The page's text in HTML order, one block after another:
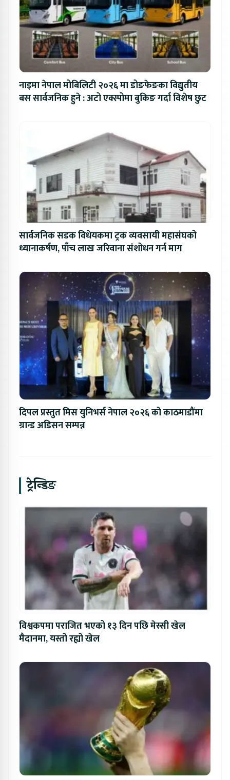
नाइमा नेपाल मोबिलिटी २०२६ मा डोङफेङका विद्युतीय
बस सार्वजनिक हुने : अटो एक्स्पोमा बुकिङ गर्दा विशेष छुट
सार्वजनिक सडक विधेयकमा ट्रक व्यवसायी महासंघको
ध्यानाकर्षण, पाँच लाख जरिवाना संशोधन गर्न माग
दिपल प्रस्तुत मिस युनिभर्स नेपाल २०२६ को काठमाडौंमा
ग्रान्ड अडिसन सम्पन्न
ट्रेन्डिङ
विश्वकपमा पराजित भएको १३ दिन पछि मेस्सी खेल
मैदानमा, यस्तो रह्यो खेल